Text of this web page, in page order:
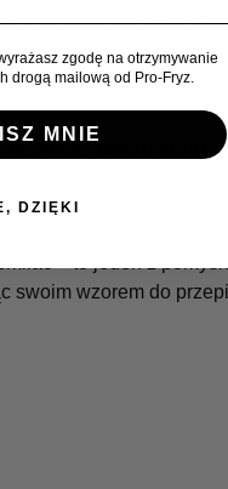
Stylizację zakończ
kolekcji
dla osób
a Wam wyjątkowego
– to jeden z
swoim wzorem do
zgodę na otrzymywanie
drogą mailową od Pro-Fryz.
MNIE
DZIĘKI